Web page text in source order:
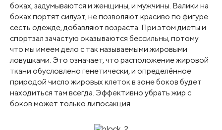
боках, задумываются и женщины, и мужчины. Валики на
боках портят силуэт, не позволяют красиво по фигуре
сесть одежде, добавляют возраста. При этом диеты и
спортзал зачастую оказываются бессильны, потому
что мы имеем дело с так называемыми жировыми
ловушками. Это означает, что расположение жировой
ткани обусловлено генетически, и определённое
природой число жировых клеток в зоне боков будет
находиться там всегда. Эффективно убрать жир с
боков может только липосакция.